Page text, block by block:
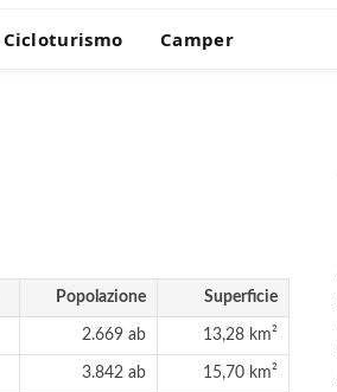
Cicloturismo Camper
Popolazione Superficie
2.669 ab 13,28 km²
3.842 ab 15,70 km²